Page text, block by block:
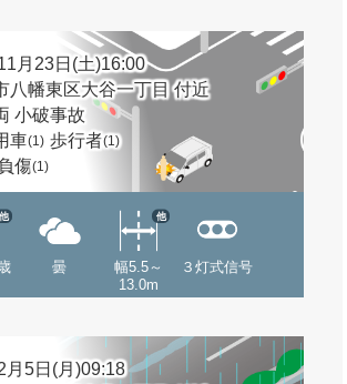
月23日(土)16:00
八幡東区大谷一丁目 付近
小破事故
車(1) 歩行者(1)
傷(1)
他
曇
幅5.5～
13.0m
他
３灯式信号
月5日(月)09:18